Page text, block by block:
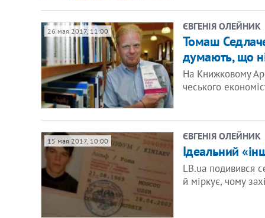
26 мая 2017, 11:00 ЄВГЕНІЯ ОЛЕЙНИК
Томаш
думають, що
На Книжковому
чеського
15 мая 2017, 10:00 ЄВГЕНІЯ ОЛЕЙНИК
Ідеальний
LB.ua подивився
й міркує, чому